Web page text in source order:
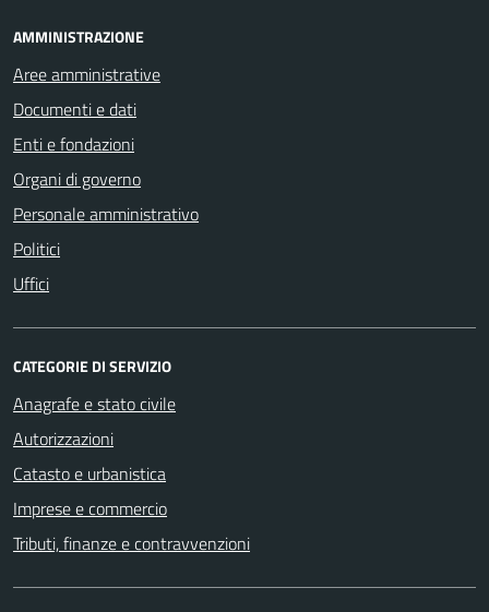
AMMINISTRAZIONE
Aree amministrative
Documenti e dati
Enti e fondazioni
Organi di governo
Personale amministrativo
Politici
Uffici
CATEGORIE DI SERVIZIO
Anagrafe e stato civile
Autorizzazioni
Catasto e urbanistica
Imprese e commercio
Tributi, finanze e contravvenzioni